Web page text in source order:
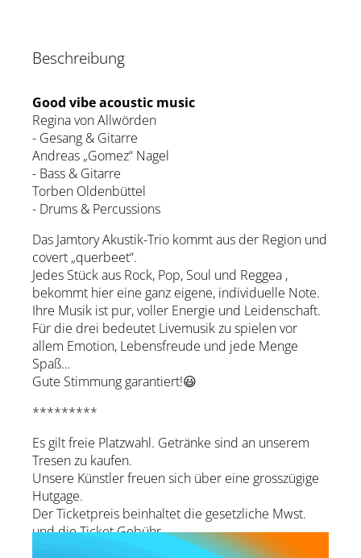
Beschreibung
Good vibe acoustic music
Regina von Allwörden
- Gesang & Gitarre
Andreas „Gomez“ Nagel
- Bass & Gitarre
Torben Oldenbüttel
- Drums & Percussions
Das Jamtory Akustik-Trio kommt aus der Region und
covert „querbeet“.
Jedes Stück aus Rock, Pop, Soul und Reggea ,
bekommt hier eine ganz eigene, individuelle Note.
Ihre Musik ist pur, voller Energie und Leidenschaft.
Für die drei bedeutet Livemusik zu spielen vor
allem Emotion, Lebensfreude und jede Menge
Spaß…
Gute Stimmung garantiert!😃
*********
Es gilt freie Platzwahl. Getränke sind an unserem
Tresen zu kaufen.
Unsere Künstler freuen sich über eine grosszügige
Hutgage.
Der Ticketpreis beinhaltet die gesetzliche Mwst.
und die Ticket Gebühr.